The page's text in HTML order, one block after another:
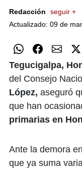
Redacción
seguir +
Actualizado: 09 de
Tegucigalpa,
del Consejo
López, aseguró
que han
primarias en
Ante la demora
que ya suma